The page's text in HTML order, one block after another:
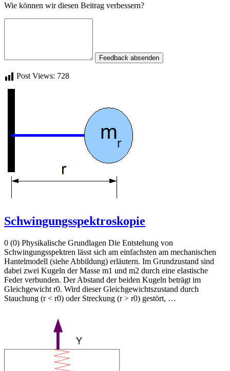
Wie können wir diesen Beitrag verbessern?
Feedback absenden
Post Views: 728
Schwingungsspektroskopie
0 (0) Physikalische Grundlagen Die Entstehung von
Schwingungsspektren lässt sich am einfachsten am mechanischen
Hantelmodell (siehe Abbildung) erläutern. Im Grundzustand sind
dabei zwei Kugeln der Masse m1 und m2 durch eine elastische
Feder verbunden. Der Abstand der beiden Kugeln beträgt im
Gleichgewicht r0. Wird dieser Gleichgewichtszustand durch
Stauchung (r < r0) oder Streckung (r > r0) gestört, …